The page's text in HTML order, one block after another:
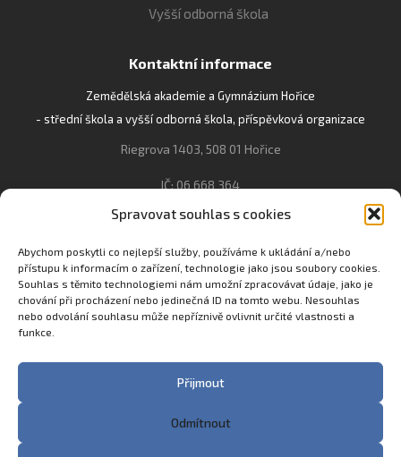
Spravovat souhlas s cookies
Abychom poskytli co nejlepší služby, používáme k ukládání a/nebo
přístupu k informacím o zařízení, technologie jako jsou soubory cookies.
Souhlas s těmito technologiemi nám umožní zpracovávat údaje, jako je
chování při procházení nebo jedinečná ID na tomto webu. Nesouhlas
nebo odvolání souhlasu může nepříznivě ovlivnit určité vlastnosti a
funkce.
Přijmout
Odmítnout
Vyšší odborná škola
Kontaktní informace
Zemědělská akademie a Gymnázium Hořice
- střední škola a vyšší odborná škola, příspěvková organizace
Riegrova 1403, 508 01 Hořice
IČ: 06 668 364
493 623 021, 493 623 022
info@gozhorice.cz
www.zaghorice.cz
Pověřenec pro ochranu osobních údajů:
Innovation One s.r.o. IČO: 04734807 Březenecká 4808 430 04
Filip Šikola +420 775 992 451 filip.sikola@innone.cz